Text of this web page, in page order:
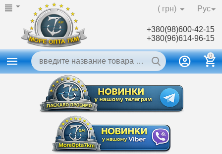
Рус
( грн)
+380(98)600-42-15
+380(96)614-96-15
0